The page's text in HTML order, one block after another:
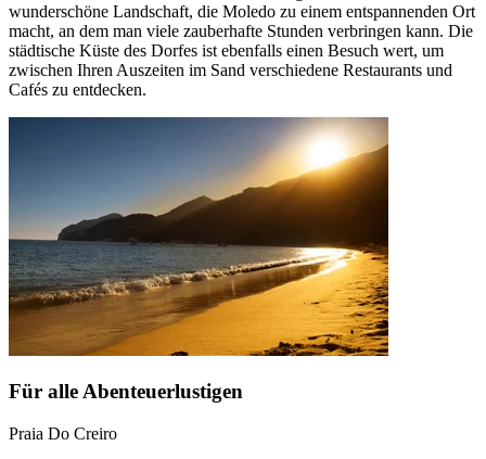
wunderschöne Landschaft, die Moledo zu einem entspannenden Ort
macht, an dem man viele zauberhafte Stunden verbringen kann. Die
städtische Küste des Dorfes ist ebenfalls einen Besuch wert, um
zwischen Ihren Auszeiten im Sand verschiedene Restaurants und
Cafés zu entdecken.
Für alle Abenteuerlustigen
Praia Do Creiro